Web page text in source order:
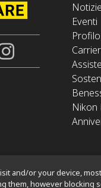
Notizie
Eventi
Nikon
and/or your device,
them, however blocking